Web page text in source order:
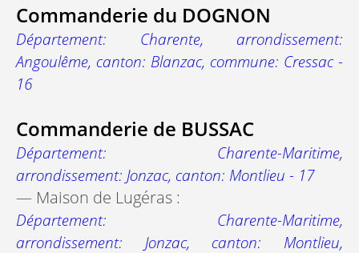
Commanderie du DOGNON
Département: Charente, arrondissement:
Angoulême, canton: Blanzac, commune: Cressac -
16
Commanderie de BUSSAC
Département: Charente-Maritime,
arrondissement: Jonzac, canton: Montlieu - 17
— Maison de Lugéras :
Département: Charente-Maritime,
arrondissement: Jonzac, canton: Montlieu,